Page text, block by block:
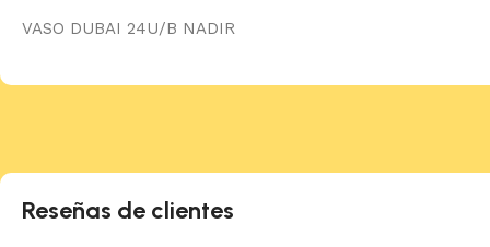
VASO DUBAI 24U/B NADIR
Reseñas de clientes